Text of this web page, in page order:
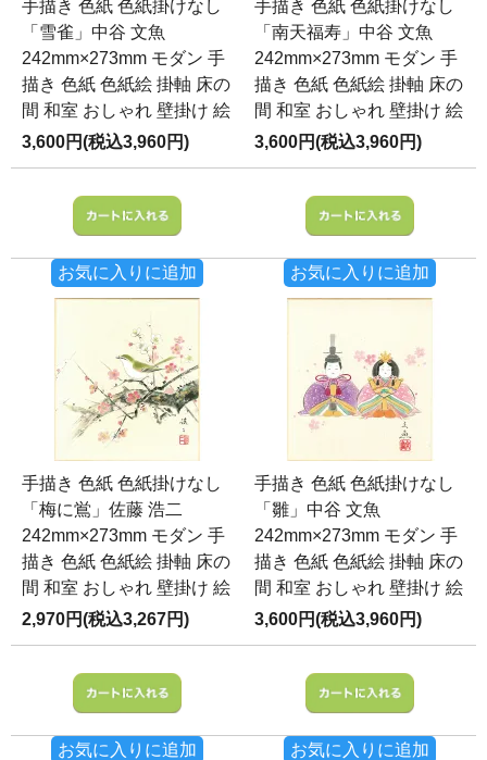
手描き 色紙 色紙掛けなし
「雪雀」中谷 文魚
242mm×273mm モダン 手
描き 色紙 色紙絵 掛軸 床の
間 和室 おしゃれ 壁掛け 絵
3,600円(税込3,960円)
お気に入りに追加
手描き 色紙 色紙掛けなし
「南天福寿」中谷 文魚
242mm×273mm モダン 手
描き 色紙 色紙絵 掛軸 床の
間 和室 おしゃれ 壁掛け 絵
3,600円(税込3,960円)
お気に入りに追加
手描き 色紙 色紙掛けなし
「梅に鴬」佐藤 浩二
242mm×273mm モダン 手
描き 色紙 色紙絵 掛軸 床の
間 和室 おしゃれ 壁掛け 絵
2,970円(税込3,267円)
お気に入りに追加
手描き 色紙 色紙掛けなし
「雛」中谷 文魚
242mm×273mm モダン 手
描き 色紙 色紙絵 掛軸 床の
間 和室 おしゃれ 壁掛け 絵
3,600円(税込3,960円)
お気に入りに追加